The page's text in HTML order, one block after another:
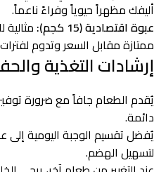
أليفك مظهراً حيوياً وفراءً ناعماً.
عبوة اقتصادية (15 كجم):
ممتازة مقابل السعر وتدوم
إرشادات التغذية
يُقدم الطعام جافاً مع ضرورة
دائمة.
لتسهيل الهضم.